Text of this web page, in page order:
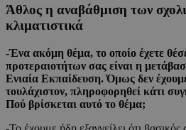
Άθλος η αναβάθμιση των
κλιματιστικά
-Ένα ακόμη θέμα, το οποίο έχετε
προτεραιοτήτων σας είναι η
Ενιαία Εκπαίδευση. Όμως δεν
τουλάχιστον, πληροφορηθεί κάτι
Πού βρίσκεται αυτό το θέμα;